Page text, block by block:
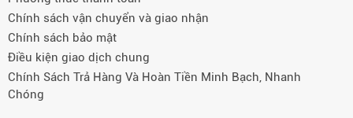
Chính sách vận chuyển và giao nhận
Chính sách bảo mật
Điều kiện giao dịch chung
Chính Sách Trả Hàng Và Hoàn Tiền Minh Bạch, Nhanh
Chóng